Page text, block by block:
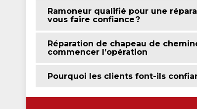
Ramoneur qualifié pour une
vous faire confiance ?
Réparation de chapeau de
commencer l’opération
Pourquoi les clients font-ils